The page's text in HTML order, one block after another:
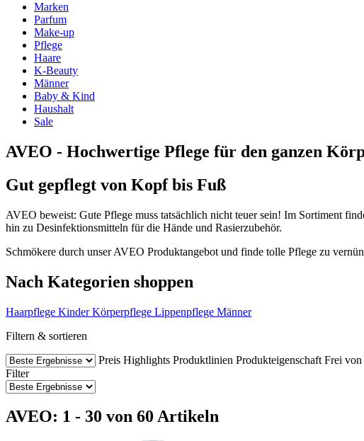
Marken
Parfum
Make-up
Pflege
Haare
K-Beauty
Männer
Baby & Kind
Haushalt
Sale
AVEO - Hochwertige Pflege für den ganzen
Gut gepflegt von Kopf bis Fuß
AVEO beweist: Gute Pflege muss tatsächlich nicht teuer sein! Im Sortiment
hin zu Desinfektionsmitteln für die Hände und Rasierzubehör.
Schmökere durch unser AVEO Produktangebot und finde tolle Pflege zu
Nach Kategorien shoppen
Haarpflege Kinder Körperpflege Lippenpflege Männer
Filtern & sortieren
Preis Highlights Produktlinien Produkteigenschaft Frei von
Filter
AVEO: 1 - 30 von 60 Artikeln